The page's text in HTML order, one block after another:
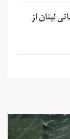
لبنان از